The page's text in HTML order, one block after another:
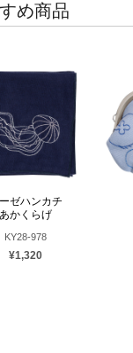
め商品
ゼハンカチ
あかくらげ
KY28-978
¥1,320